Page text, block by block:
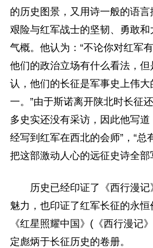
的历史图景，又用诗一般的语言
艰险与红军战士的坚韧、勇敢
气概。他认为：“不论你对红军
他们的政治立场有什么看法，但
认，他们的长征是军事史上伟大
一。”由于斯诺离开陕北时长征
多史实还没有采访，因此他写道
经写到红军在西北的会师”，“总
把这部激动人心的远征史诗全部
历史已经印证了《西行漫
魅力，也印证了红军长征的永
《红星照耀中国》(《西行漫记
定彪炳于长征历史的卷册。